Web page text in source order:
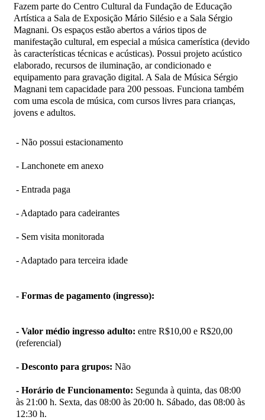
Fazem parte do Centro Cultural da Fundação de Educação
Artística a Sala de Exposição Mário Silésio e a Sala Sérgio
Magnani. Os espaços estão abertos a vários tipos de
manifestação cultural, em especial a música camerística (devido
às características técnicas e acústicas). Possui projeto acústico
elaborado, recursos de iluminação, ar condicionado e
equipamento para gravação digital. A Sala de Música Sérgio
Magnani tem capacidade para 200 pessoas. Funciona também
com uma escola de música, com cursos livres para crianças,
jovens e adultos.
- Não possui estacionamento
- Lanchonete em anexo
- Entrada paga
- Adaptado para cadeirantes
- Sem visita monitorada
- Adaptado para terceira idade
- Formas de pagamento (ingresso):
- Valor médio ingresso adulto: entre R$10,00 e R$20,00
(referencial)
- Desconto para grupos: Não
- Horário de Funcionamento: Segunda à quinta, das 08:00
às 21:00 h. Sexta, das 08:00 às 20:00 h. Sábado, das 08:00 às
12:30 h.